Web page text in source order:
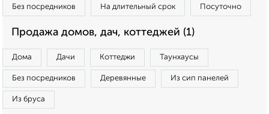
Без посредников На длительный срок Посуточно
Продажа домов, дач, коттеджей (1)
Дома Дачи Коттеджи Таунхаусы
Без посредников Деревянные Из сип панелей
Из бруса